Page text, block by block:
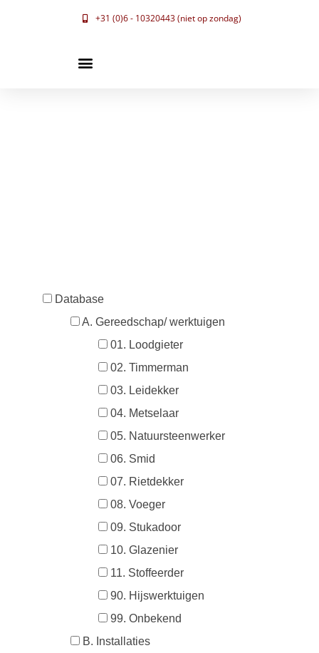
+31 (0)6 - 10320443 (niet op zondag)
Database
A. Gereedschap/ werktuigen
01. Loodgieter
02. Timmerman
03. Leidekker
04. Metselaar
05. Natuursteenwerker
06. Smid
07. Rietdekker
08. Voeger
09. Stukadoor
10. Glazenier
11. Stoffeerder
90. Hijswerktuigen
99. Onbekend
B. Installaties